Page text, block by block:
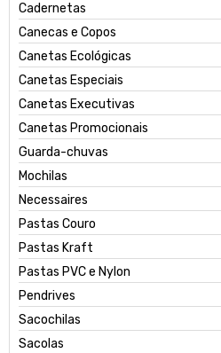
Cadernetas
Canecas e Copos
Canetas Ecológicas
Canetas Especiais
Canetas Executivas
Canetas Promocionais
Guarda-chuvas
Mochilas
Necessaires
Pastas Couro
Pastas Kraft
Pastas PVC e Nylon
Pendrives
Sacochilas
Sacolas